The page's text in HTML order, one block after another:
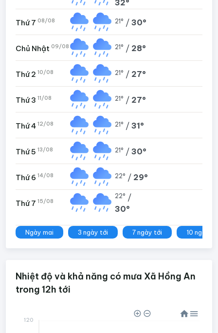
32°
Thứ 7 08/08 21° / 30°
Chủ Nhật 09/08 21° / 28°
Thứ 2 10/08 21° / 27°
Thứ 3 11/08 21° / 27°
Thứ 4 12/08 21° / 31°
Thứ 5 13/08 21° / 30°
Thứ 6 14/08 22° / 29°
Thứ 7 15/08
22° /
30°
Ngày mai 3 ngày tới 7 ngày tới 10 ngày
Nhiệt độ và khả năng có mưa Xã Hồng An
trong 12h tới
120